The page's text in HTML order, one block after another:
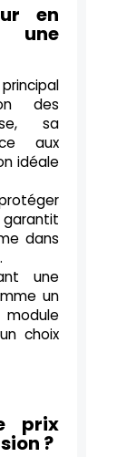
en
une
des
sa
aux
idéale
dans
une
un
choix
prix
?